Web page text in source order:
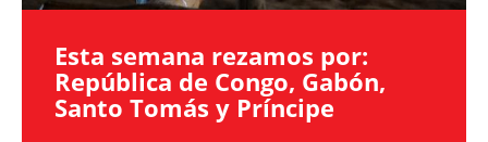
Esta semana rezamos por:
República de Congo, Gabón,
Santo Tomás y Príncipe